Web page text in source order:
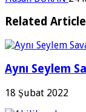
Related
Aynı Seylem
18 Şubat 2022